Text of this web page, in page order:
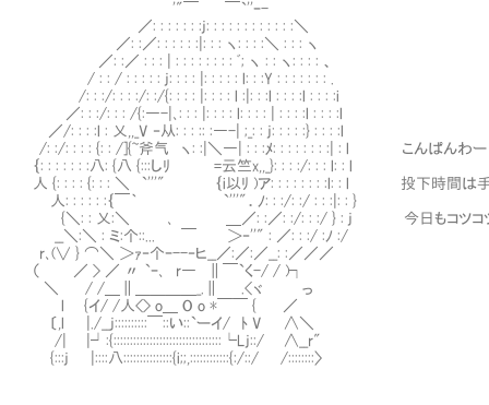
'"￣ ￣`''ｰ-
／: : : : : : :j: : : : : : : : : : : :＼
／: :／: : : : : :|: : : ヽ: : : :＼ : : : ヽ
／: :／ : : : | : : : : : : : : ﾞ; ヽ : : ヽ: : : : 、
/ : : / : : : : : j: : : : |: : : : : l: : :Y : : : : : : : .
/: : :/: : : :/: :/{: : : : |: : : : l :|: : :l : : : :l : : : :i
／: : :/: : : /{:―-|､: : : |: : : : l: : : : | : : : :l : : : :l
／/: : : :l : 乂,,_V ‐从: : : :: :―-| ;_: : j: : : : :} : : : :l
/: :/: : : : {: : /]{~斧气 ヽ: :|＼―| : : :ﾒ: : : : : : : :| : l こんぱんわー
｛: : : : : : :八: {八 {:::しﾘ =云竺x,,_}: : : :/: : : l: : l
人 {: : : : {: : : ＼ `'''" ｛i以ﾘ )ア: : : : : : : :l: : l 投下時間は手探
人: : : : : :｛￣｀ `'''"．ﾉ: : :/: :/ : : :|: : }
{＼: : 乂:＼ ､ ＿／: :／: :/: : :/ } : j 今日もコツコツ投下
__＼:＼ : ミ:个::... ￣ ＞‐''" : ／: : :/ :ﾉ :/
r､(∨ } ⌒＼ ＞ｧ‐个ｰ--‐ヒ__／:／:／__: :／／／
（ ／ > ／ 〃 `ｰ､ r― ∥￣`く-/ / )┐
＼ / /＿∥＿＿＿＿_.∥ .<ヾ っ
l {イ/ /人<> o＿ O o *￣￣ { ／
〔,l |./__j::::::::::￣::い::`ーイ/ ﾄ V ∧＼
/| |┘:{:::::::::::::::::::::::::::::::::└Lj::/ ∧__r"
{:::j |::::八:::::::::::::::{i;;,::::::::::::{:/::/ /::::::::〉